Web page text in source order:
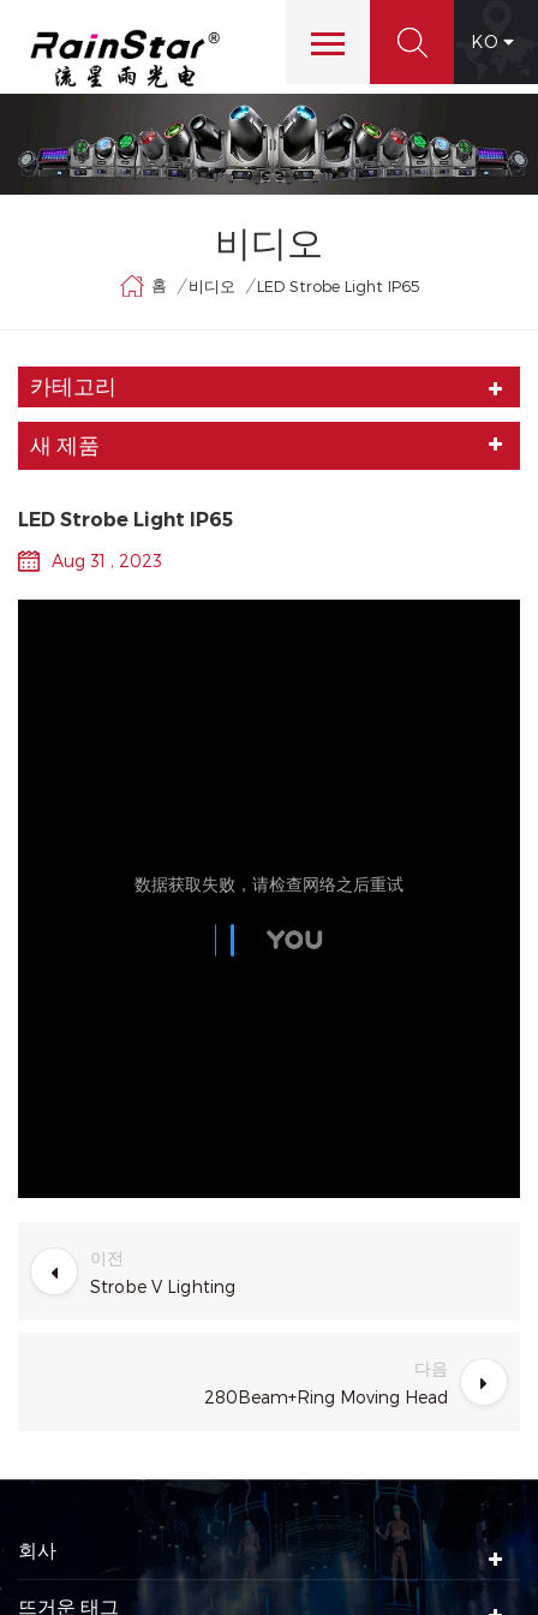
KO
비디오
홈 / 비디오 / LED Strobe Light IP65
카테고리
새 제품
LED Strobe Light IP65
Aug 31 , 2023
이전
Strobe V Lighting
다음
280Beam+Ring Moving Head
회사
뜨거운 태그